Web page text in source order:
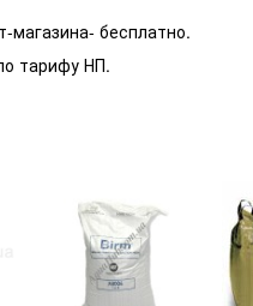
магазина- бесплатно.
тарифу НП.